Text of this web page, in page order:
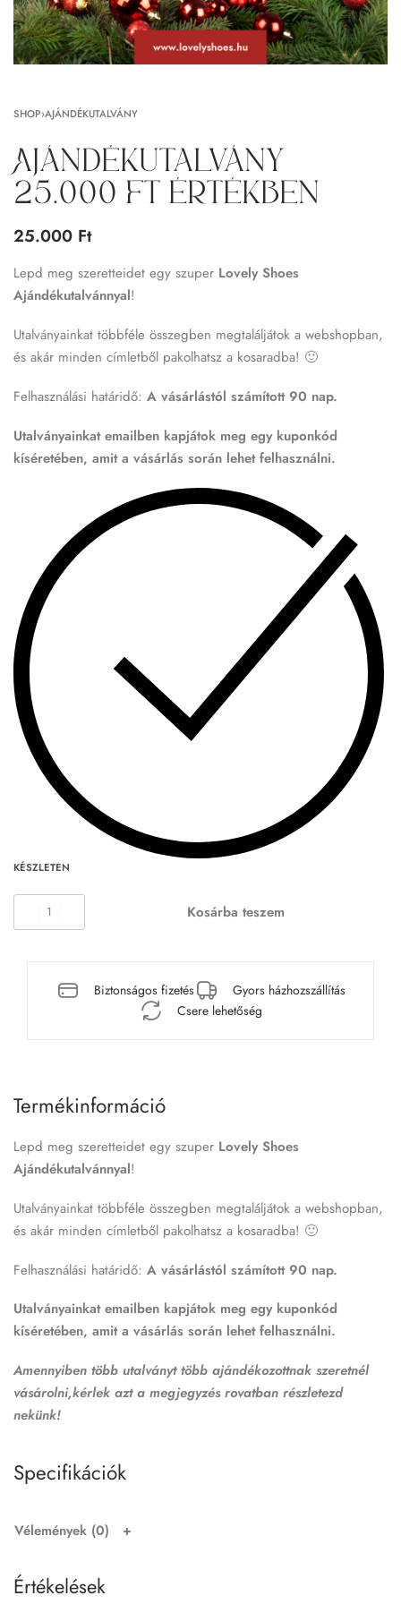
SHOP›AJÁNDÉKUTALVÁNY
Ajándékutalvány
25.000 Ft értékben
25.000 Ft
Lepd meg szeretteidet egy szuper Lovely Shoes
Ajándékutalvánnyal!
Utalványainkat többféle összegben megtaláljátok a webshopban,
és akár minden címletből pakolhatsz a kosaradba! 🙂
Felhasználási határidő: A vásárlástól számított 90 nap.
Utalványainkat emailben kapjátok meg egy kuponkód
kíséretében, amit a vásárlás során lehet felhasználni.
KÉSZLETEN
Kosárba teszem
Biztonságos fizetés
Gyors házhozszállítás
Csere lehetőség
Termékinformáció
Lepd meg szeretteidet egy szuper Lovely Shoes
Ajándékutalvánnyal!
Utalványainkat többféle összegben megtaláljátok a webshopban,
és akár minden címletből pakolhatsz a kosaradba! 🙂
Felhasználási határidő: A vásárlástól számított 90 nap.
Utalványainkat emailben kapjátok meg egy kuponkód
kíséretében, amit a vásárlás során lehet felhasználni.
Amennyiben több utalványt több ajándékozottnak szeretnél
vásárolni,kérlek azt a megjegyzés rovatban részletezd
nekünk!
Specifikációk
Vélemények (0)
Értékelések